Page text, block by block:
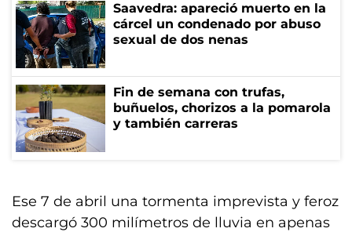
Saavedra: apareció muerto en la
cárcel un condenado por abuso
sexual de dos nenas
Fin de semana con trufas,
buñuelos, chorizos a la pomarola
y también carreras
Ese 7 de abril una tormenta imprevista y feroz
descargó 300 milímetros de lluvia en apenas